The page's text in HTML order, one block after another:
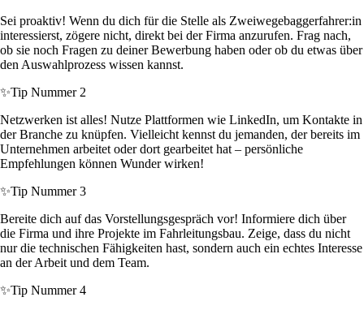
Sei proaktiv! Wenn du dich für die Stelle als Zweiwegebaggerfahrer:in
interessierst, zögere nicht, direkt bei der Firma anzurufen. Frag nach,
ob sie noch Fragen zu deiner Bewerbung haben oder ob du etwas über
den Auswahlprozess wissen kannst.
✨Tip Nummer 2
Netzwerken ist alles! Nutze Plattformen wie LinkedIn, um Kontakte in
der Branche zu knüpfen. Vielleicht kennst du jemanden, der bereits im
Unternehmen arbeitet oder dort gearbeitet hat – persönliche
Empfehlungen können Wunder wirken!
✨Tip Nummer 3
Bereite dich auf das Vorstellungsgespräch vor! Informiere dich über
die Firma und ihre Projekte im Fahrleitungsbau. Zeige, dass du nicht
nur die technischen Fähigkeiten hast, sondern auch ein echtes Interesse
an der Arbeit und dem Team.
✨Tip Nummer 4